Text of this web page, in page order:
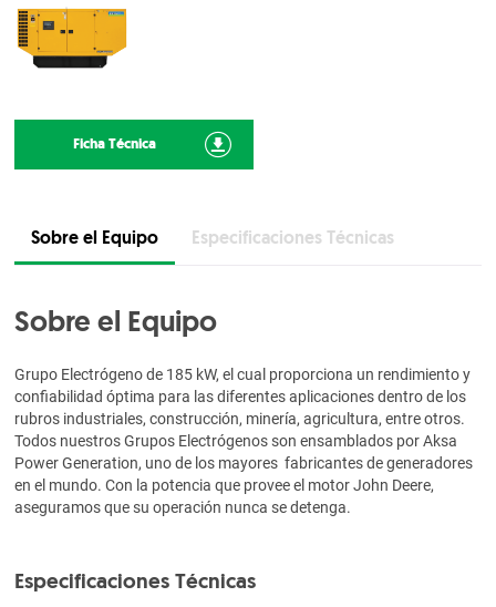
Ficha Técnica
Sobre el Equipo Especificaciones Técnicas
Sobre el Equipo
Grupo Electrógeno de 185 kW, el cual proporciona un rendimiento y
confiabilidad óptima para las diferentes aplicaciones dentro de los
rubros industriales, construcción, minería, agricultura, entre otros.
Todos nuestros Grupos Electrógenos son ensamblados por Aksa
Power Generation, uno de los mayores fabricantes de generadores
en el mundo. Con la potencia que provee el motor John Deere,
aseguramos que su operación nunca se detenga.
Especificaciones Técnicas